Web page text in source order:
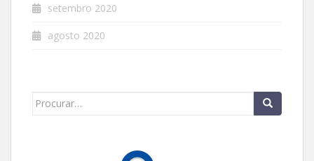
setembro 2020
agosto 2020